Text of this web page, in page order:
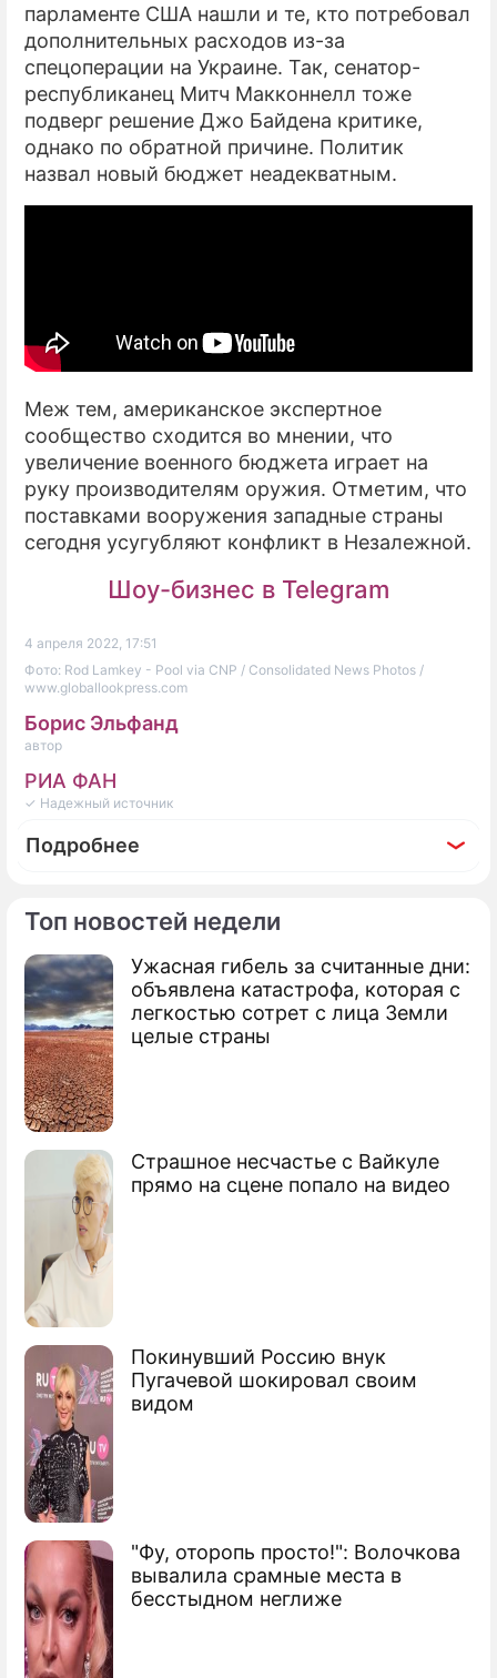
Топ новостей недели
Ужасная гибель за считанные дни:
объявлена катастрофа, которая с
легкостью сотрет с лица Земли
целые страны
Страшное несчастье с Вайкуле
прямо на сцене попало на видео
Покинувший Россию внук
Пугачевой шокировал своим
видом
"Фу, оторопь просто!": Волочкова
вывалила срамные места в
бесстыдном неглиже
парламенте США нашли и те, кто потребовал
дополнительных расходов из-за
спецоперации на Украине. Так, сенатор-
республиканец Митч Макконнелл тоже
подверг решение Джо Байдена критике,
однако по обратной причине. Политик
назвал новый бюджет неадекватным.
Меж тем, американское экспертное
сообщество сходится во мнении, что
увеличение военного бюджета играет на
руку производителям оружия. Отметим, что
поставками вооружения западные страны
сегодня усугубляют конфликт в Незалежной.
Шоу-бизнес в Telegram
4 апреля 2022, 17:51
Фото: Rod Lamkey - Pool via CNP / Consolidated News Photos /
www.globallookpress.com
Борис Эльфанд
автор
РИА ФАН
✓ Надежный источник
Подробнее
Фоторепортаж
Падения, оскорбления и провалы в памяти:
самые нелепые ситуации с Джо Байденом